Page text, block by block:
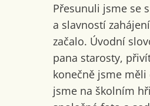
Přesunuli jsme se
a slavností
začalo. Úvodní
pana starosty,
konečně jsme měli
jsme na školním